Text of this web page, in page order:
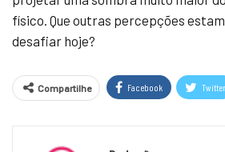
físico. Que outras percepções
desafiar hoje?
Compartilhe Facebook Twitter